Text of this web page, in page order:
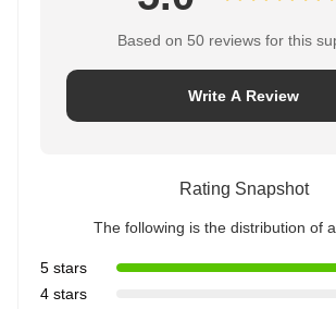
Based on 50 reviews for this
Write A Review
Rating Snapshot
The following is the distribution of
5 stars
4 stars